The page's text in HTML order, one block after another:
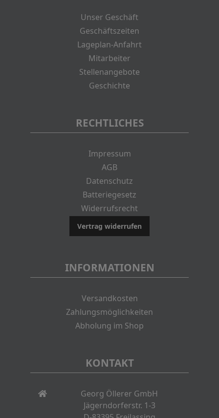
Unser Geschäft
Geschäftszeiten
Lageplan-Anfahrt
Mitarbeiter
Stellenangebote
Geschichte
RECHTLICHES
Impressum
AGB
Datenschutz
Batteriegesetz
Widerrufsrecht
Vertrag widerrufen
INFORMATIONEN
Versandkosten
Zahlungsmöglichkeiten
Abholung im Shop
KONTAKT
Georg Öllerer GmbH
Jägerndorferstr. 1-3